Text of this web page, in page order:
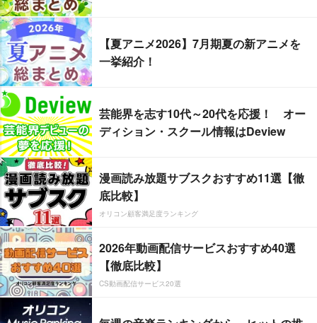
【夏アニメ2026】7月期夏の新アニメを
一挙紹介！
芸能界を志す10代～20代を応援！ オー
ディション・スクール情報はDeview
漫画読み放題サブスクおすすめ11選【徹
底比較】
オリコン顧客満足度ランキング
2026年動画配信サービスおすすめ40選
【徹底比較】
CS動画配信サービス20選